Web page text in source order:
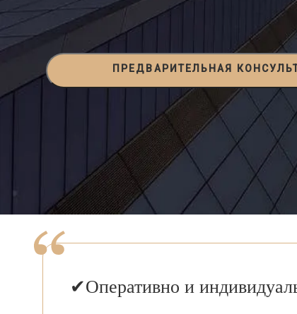
ПРЕДВАРИТЕЛЬНАЯ
Оперативно и